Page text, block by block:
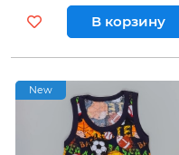
В корзину
New